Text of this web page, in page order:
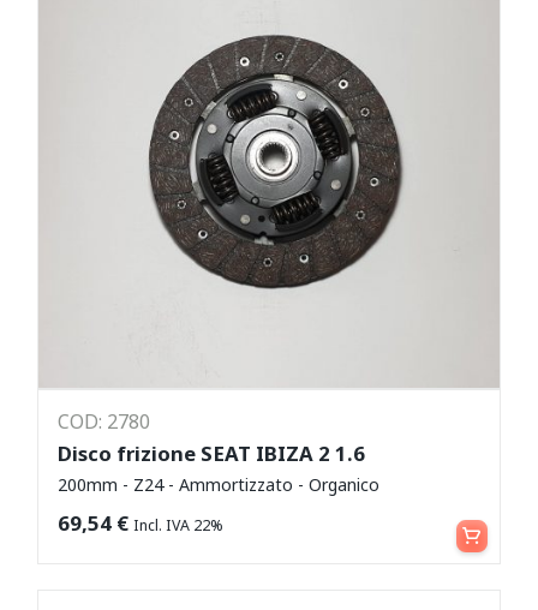
COD: 2780
Disco frizione SEAT IBIZA 2 1.6
200mm - Z24 - Ammortizzato - Organico
69,54 € Incl. IVA 22% Aggiungi al carrello